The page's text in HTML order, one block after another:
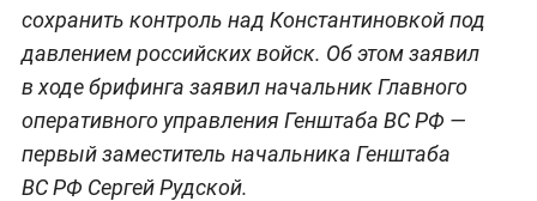
сохранить контроль над Константиновкой под
давлением российских войск. Об этом заявил
в ходе брифинга заявил начальник Главного
оперативного управления Генштаба ВС РФ —
первый заместитель начальника Генштаба
ВС РФ Сергей Рудской.